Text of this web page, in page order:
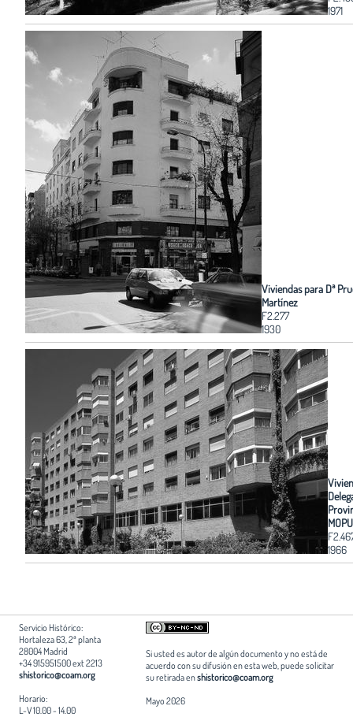
1971
Viviendas para Dª
Martínez
F2.277
1930
MOPU
1966
Servicio Histórico:
Hortaleza 63, 2ª planta
28004 Madrid
+34 915951500 ext 2213
shistorico@coam.org
Horario:
L-V 10.00 - 14.00
Si usted es autor de algún documento y no está de
acuerdo con su difusión en esta web, puede solicitar
su retirada enshistorico@coam.org
Mayo 2026